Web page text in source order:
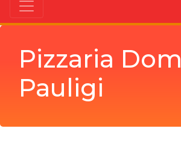
Pizzaria Dom
Pauligi